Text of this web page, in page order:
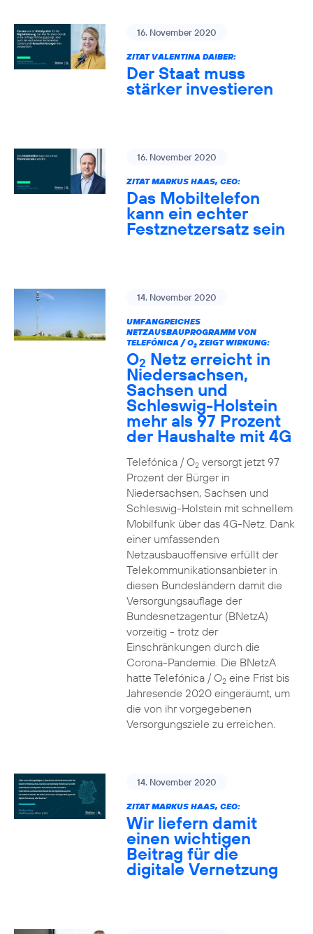
16. November 2020
ZITAT VALENTINA DAIBER:
Der Staat muss
stärker investieren
16. November 2020
ZITAT MARKUS HAAS, CEO:
Das Mobiltelefon
kann ein echter
Festznetzersatz sein
14. November 2020
UMFANGREICHES
NETZAUSBAUPROGRAMM VON
TELEFÓNICA / O2ZEIGT WIRKUNG:
O2 Netz erreicht in
Niedersachsen,
Sachsen und
Schleswig-Holstein
mehr als 97 Prozent
der Haushalte mit 4G
Telefónica / O2versorgt jetzt 97
Prozent der Bürger in
Niedersachsen, Sachsen und
Schleswig-Holstein mit schnellem
Mobilfunk über das 4G-Netz. Dank
einer umfassenden
Netzausbauoffensive erfüllt der
Telekommunikationsanbieter in
diesen Bundesländern damit die
Versorgungsauflage der
Bundesnetzagentur (BNetzA)
vorzeitig - trotz der
Einschränkungen durch die
Corona-Pandemie. Die BNetzA
hatte Telefónica / O2eine Frist bis
Jahresende 2020 eingeräumt, um
die von ihr vorgegebenen
Versorgungsziele zu erreichen.
14. November 2020
ZITAT MARKUS HAAS, CEO:
Wir liefern damit
einen wichtigen
Beitrag für die
digitale Vernetzung